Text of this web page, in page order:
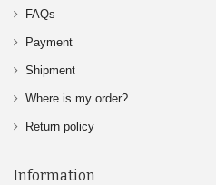
FAQs
Payment
Shipment
Where is my order?
Return policy
Information